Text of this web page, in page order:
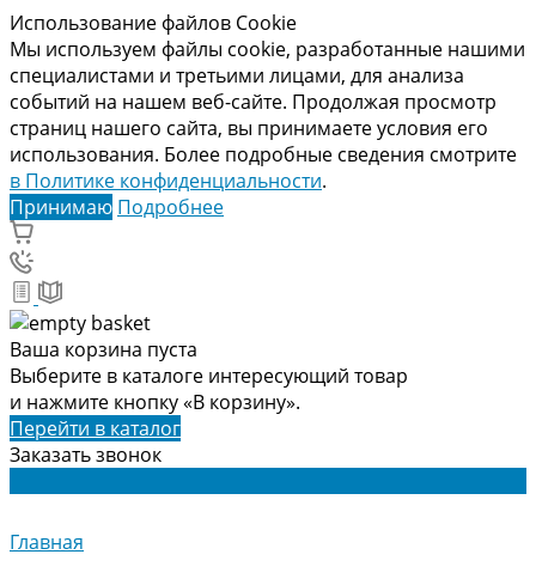
Использование файлов Cookie
Мы используем файлы cookie, разработанные нашими
специалистами и третьими лицами, для анализа
событий на нашем веб-сайте. Продолжая просмотр
страниц нашего сайта, вы принимаете условия его
использования. Более подробные сведения смотрите
в Политике конфиденциальности.
Принимаю Подробнее
Ваша корзина пуста
Выберите в каталоге интересующий товар
и нажмите кнопку «В корзину».
Перейти в каталог
Заказать звонок
Главная